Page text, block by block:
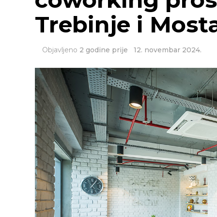
Trebinje i
Objavljeno 2 godine prije 12. novembar 2024.